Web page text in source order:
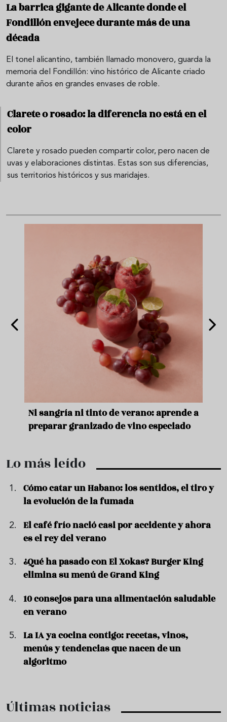
La barrica gigante de Alicante donde el
Fondillón envejece durante más de una
década
El tonel alicantino, también llamado monovero, guarda la
memoria del Fondillón: vino histórico de Alicante criado
durante años en grandes envases de roble.
Clarete o rosado: la diferencia no está en el
color
Clarete y rosado pueden compartir color, pero nacen de
uvas y elaboraciones distintas. Estas son sus diferencias,
sus territorios históricos y sus maridajes.
Ni sangría ni tinto de verano: aprende a
preparar granizado de vino especiado
Lo más leído
Cómo catar un Habano: los sentidos, el tiro y
la evolución de la fumada
El café frío nació casi por accidente y ahora
es el rey del verano
¿Qué ha pasado con El Xokas? Burger King
elimina su menú de Grand King
10 consejos para una alimentación saludable
en verano
La IA ya cocina contigo: recetas, vinos,
menús y tendencias que nacen de un
algoritmo
Últimas noticias